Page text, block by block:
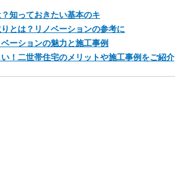
知っておきたい基本のキ
とは？リノベーションの参考に
ーションの魅力と施工事例
！二世帯住宅のメリットや施工事例をご紹介